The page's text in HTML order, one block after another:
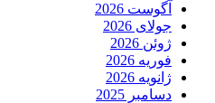
آگوست 2026
جولای 2026
ژوئن 2026
فوریه 2026
ژانویه 2026
دسامبر 2025